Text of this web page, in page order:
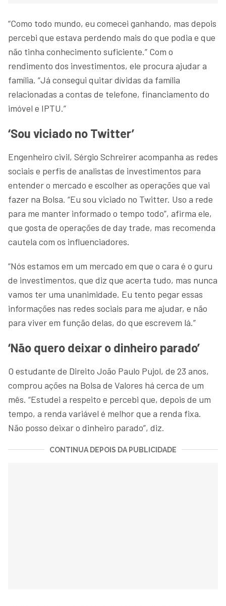
“Como todo mundo, eu comecei ganhando, mas depois
percebi que estava perdendo mais do que podia e que
não tinha conhecimento suficiente.” Com o
rendimento dos investimentos, ele procura ajudar a
família. “Já consegui quitar dívidas da família
relacionadas a contas de telefone, financiamento do
imóvel e IPTU.”
‘Sou viciado no Twitter’
Engenheiro civil, Sérgio Schreirer acompanha as redes
sociais e perfis de analistas de investimentos para
entender o mercado e escolher as operações que vai
fazer na Bolsa. “Eu sou viciado no Twitter. Uso a rede
para me manter informado o tempo todo”, afirma ele,
que gosta de operações de day trade, mas recomenda
cautela com os influenciadores.
“Nós estamos em um mercado em que o cara é o guru
de investimentos, que diz que acerta tudo, mas nunca
vamos ter uma unanimidade. Eu tento pegar essas
informações nas redes sociais para me ajudar, e não
para viver em função delas, do que escrevem lá.”
‘Não quero deixar o dinheiro parado’
O estudante de Direito João Paulo Pujol, de 23 anos,
comprou ações na Bolsa de Valores há cerca de um
mês. “Estudei a respeito e percebi que, depois de um
tempo, a renda variável é melhor que a renda fixa.
Não posso deixar o dinheiro parado”, diz.
CONTINUA DEPOIS DA PUBLICIDADE